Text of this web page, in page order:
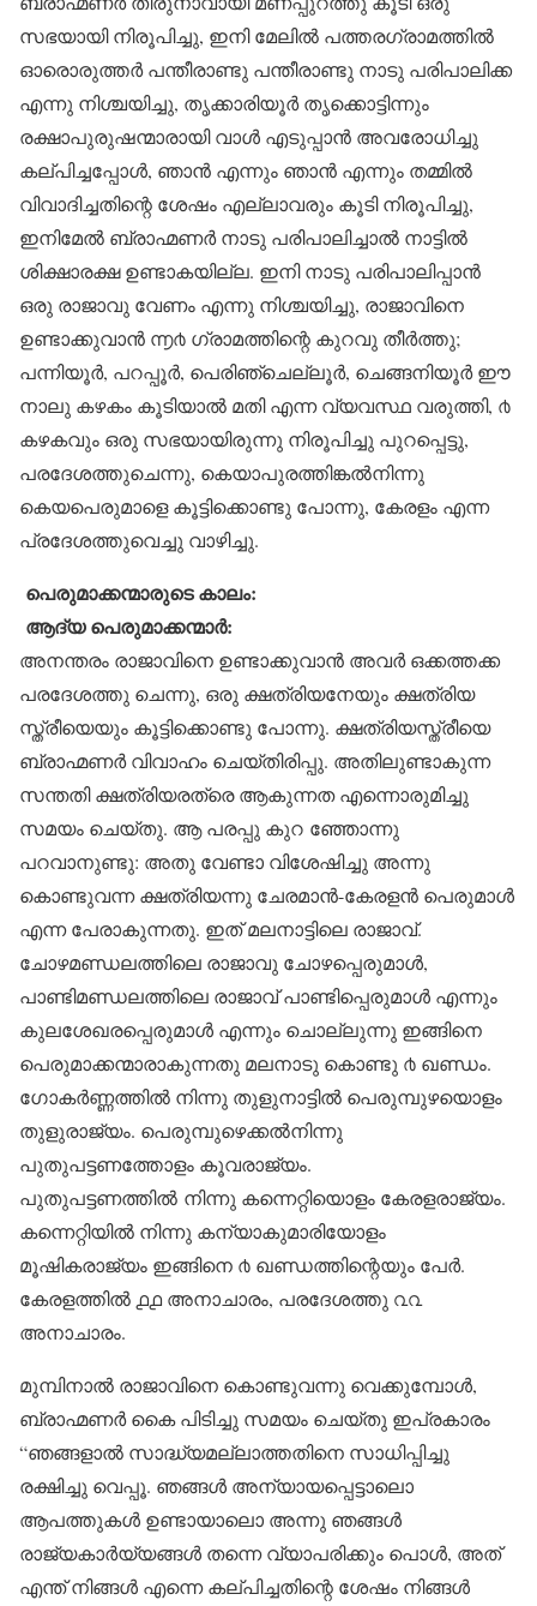
സഭയായി നിരൂപിച്ചു, ഇനി മേലിൽ പത്തരഗ്രാമത്തിൽ
ഓരൊരുത്തർ പന്തീരാണ്ടു പന്തീരാണ്ടു നാടു പരിപാലിക്ക
എന്നു നിശ്ചയിച്ചു, തൃക്കാരിയൂർ തൃക്കൊട്ടിന്നും
രക്ഷാപുരുഷന്മാരായി വാൾ എടുപ്പാൻ അവരോധിച്ചു
കല്പിച്ചപ്പോൾ, ഞാൻ എന്നും ഞാൻ എന്നും തമ്മിൽ
വിവാദിച്ചതിന്റെ ശേഷം എല്ലാവരും കൂടി നിരൂപിച്ചു,
ഇനിമേൽ ബ്രാഹ്മണർ നാടു പരിപാലിച്ചാൽ നാട്ടിൽ
ശിക്ഷാരക്ഷ ഉണ്ടാകയില്ല. ഇനി നാടു പരിപാലിപ്പാൻ
ഒരു രാജാവു വേണം എന്നു നിശ്ചയിച്ചു, രാജാവിനെ
ഉണ്ടാക്കുവാൻ ൬൪ ഗ്രാമത്തിന്റെ കുറവു തീർത്തു;
പന്നിയൂർ, പറപ്പൂർ, പെരിഞ്ചെല്ലൂർ, ചെങ്ങനിയൂർ ഈ
നാലു കഴകം കൂടിയാൽ മതി എന്ന വ്യവസ്ഥ വരുത്തി, ൪
കഴകവും ഒരു സഭയായിരുന്നു നിരൂപിച്ചു പുറപ്പെട്ടു,
പരദേശത്തുചെന്നു, കെയാപുരത്തിങ്കൽനിന്നു
കെയപെരുമാളെ കൂട്ടിക്കൊണ്ടു പോന്നു, കേരളം എന്ന
പ്രദേശത്തുവെച്ചു വാഴിച്ചു.
പെരുമാക്കന്മാരുടെ കാലം:
ആദ്യ പെരുമാക്കന്മാർ:
അനന്തരം രാജാവിനെ ഉണ്ടാക്കുവാൻ അവർ ഒക്കത്തക്ക
പരദേശത്തു ചെന്നു, ഒരു ക്ഷത്രിയനേയും ക്ഷത്രിയ
സ്ത്രീയെയും കൂട്ടിക്കൊണ്ടു പോന്നു. ക്ഷത്രിയസ്ത്രീയെ
ബ്രാഹ്മണർ വിവാഹം ചെയ്തിരിപ്പു. അതിലുണ്ടാകുന്ന
സന്തതി ക്ഷത്രിയരത്രെ ആകുന്നത എന്നൊരുമിച്ചു
സമയം ചെയ്തു. ആ പരപ്പു കുറ ഞ്ഞോന്നു
പറവാനുണ്ടു: അതു വേണ്ടാ വിശേഷിച്ചു അന്നു
കൊണ്ടുവന്ന ക്ഷത്രിയന്നു ചേരമാൻ-കേരളൻ പെരുമാൾ
എന്ന പേരാകുന്നതു. ഇത് മലനാട്ടിലെ രാജാവ്.
ചോഴമണ്ഡലത്തിലെ രാജാവു ചോഴപ്പെരുമാൾ,
പാണ്ടിമണ്ഡലത്തിലെ രാജാവ് പാണ്ടിപ്പെരുമാൾ എന്നും
കുലശേഖരപ്പെരുമാൾ എന്നും ചൊല്ലുന്നു ഇങ്ങിനെ
പെരുമാക്കന്മാരാകുന്നതു മലനാടു കൊണ്ടു ൪ ഖണ്ഡം.
ഗോകർണ്ണത്തിൽ നിന്നു തുളുനാട്ടിൽ പെരുമ്പുഴയൊളം
തുളുരാജ്യം. പെരുമ്പുഴെക്കൽനിന്നു
പുതുപട്ടണത്തോളം കൂവരാജ്യം.
പുതുപട്ടണത്തിൽ നിന്നു കന്നെറ്റിയൊളം കേരളരാജ്യം.
കന്നെറ്റിയിൽ നിന്നു കന്യാകുമാരിയോളം
മൂഷികരാജ്യം ഇങ്ങിനെ ൪ ഖണ്ഡത്തിന്റെയും പേർ.
കേരളത്തിൽ ൧൧ അനാചാരം, പരദേശത്തു ൨൨
അനാചാരം.
മുമ്പിനാൽ രാജാവിനെ കൊണ്ടുവന്നു വെക്കുമ്പോൾ,
ബ്രാഹ്മണർ കൈ പിടിച്ചു സമയം ചെയ്തു ഇപ്രകാരം
“ഞങ്ങളാൽ സാദ്ധ്യമല്ലാത്തതിനെ സാധിപ്പിച്ചു
രക്ഷിച്ചു വെപ്പൂ. ഞങ്ങൾ അന്യായപ്പെട്ടാലൊ
ആപത്തുകൾ ഉണ്ടായാലൊ അന്നു ഞങ്ങൾ
രാജ്യകാർയ്യങ്ങൾ തന്നെ വ്യാപരിക്കും പൊൾ, അത്
എന്ത് നിങ്ങൾ എന്നെ കല്പിച്ചതിന്റെ ശേഷം നിങ്ങൾ